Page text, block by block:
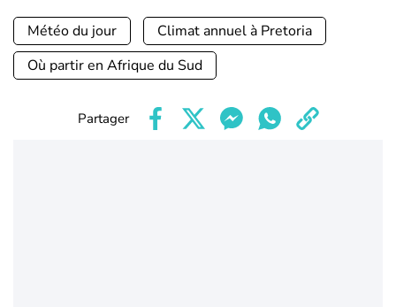
Météo du jour
Climat annuel à Pretoria
Où partir en Afrique du Sud
Partager